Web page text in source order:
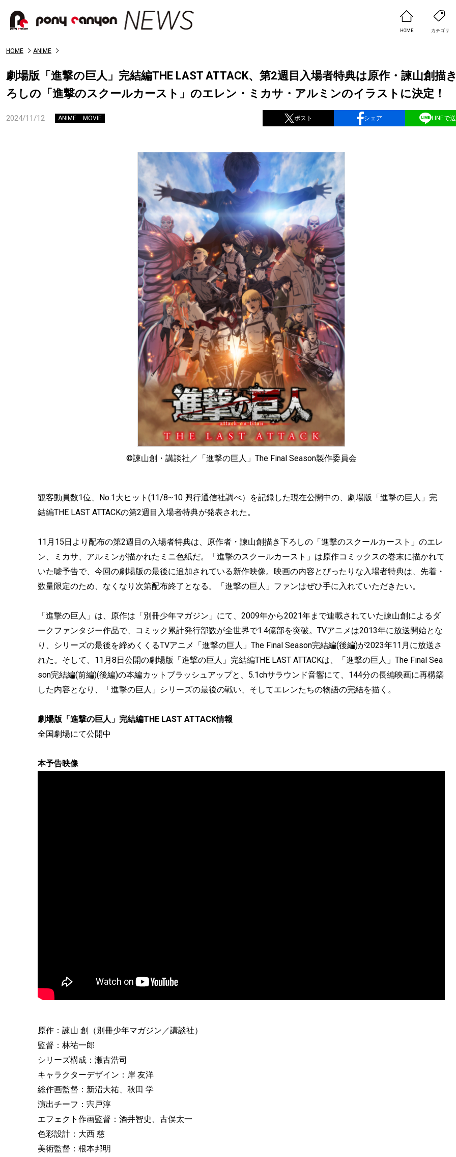
HOME カテゴリ
HOME ANIME
劇場版「進撃の巨人」完結編THE LAST ATTACK、第2週目入場者特典は原作・諫山創描
ろしの「進撃のスクールカースト」のエレン・ミカサ・アルミンのイラストに決定！
2024/11/12 ANIME MOVIE ポスト シェア LINEで
©諫山創・講談社／「進撃の巨人」The Final Season製作委員会
観客動員数1位、No.1大ヒット(11/8~10 興行通信社調べ）を記録した現在公開中の、劇場版「進撃の巨人」完
結編THE LAST ATTACKの第2週目入場者特典が発表された。
11月15日より配布の第2週目の入場者特典は、原作者・諫山創描き下ろしの「進撃のスクールカースト」のエレ
ン、ミカサ、アルミンが描かれたミニ色紙だ。「進撃のスクールカースト」は原作コミックスの巻末に描かれて
いた嘘予告で、今回の劇場版の最後に追加されている新作映像。映画の内容とぴったりな入場者特典は、先着・
数量限定のため、なくなり次第配布終了となる。「進撃の巨人」ファンはぜひ手に入れていただきたい。
「進撃の巨人」は、原作は「別冊少年マガジン」にて、2009年から2021年まで連載されていた諫山創によるダ
ークファンタジー作品で、コミック累計発行部数が全世界で1.4億部を突破。TVアニメは2013年に放送開始とな
り、シリーズの最後を締めくくるTVアニメ「進撃の巨人」The Final Season完結編(後編)が2023年11月に放送さ
れた。そして、11月8日公開の劇場版「進撃の巨人」完結編THE LAST ATTACKは、「進撃の巨人」The Final Sea
son完結編(前編)(後編)の本編カットブラッシュアップと、5.1chサラウンド音響にて、144分の長編映画に再構築
した内容となり、「進撃の巨人」シリーズの最後の戦い、そしてエレンたちの物語の完結を描く。
劇場版「進撃の巨人」完結編THE LAST ATTACK情報
全国劇場にて公開中
本予告映像
原作：諫山 創（別冊少年マガジン／講談社）
監督：林祐一郎
シリーズ構成：瀬古浩司
キャラクターデザイン：岸 友洋
総作画監督：新沼大祐、秋田 学
演出チーフ：宍戸淳
エフェクト作画監督：酒井智史、古俣太一
色彩設計：大西 慈
美術監督：根本邦明